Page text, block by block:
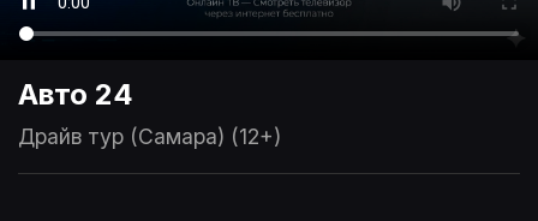
Авто 24
Драйв тур (Самара) (12+)